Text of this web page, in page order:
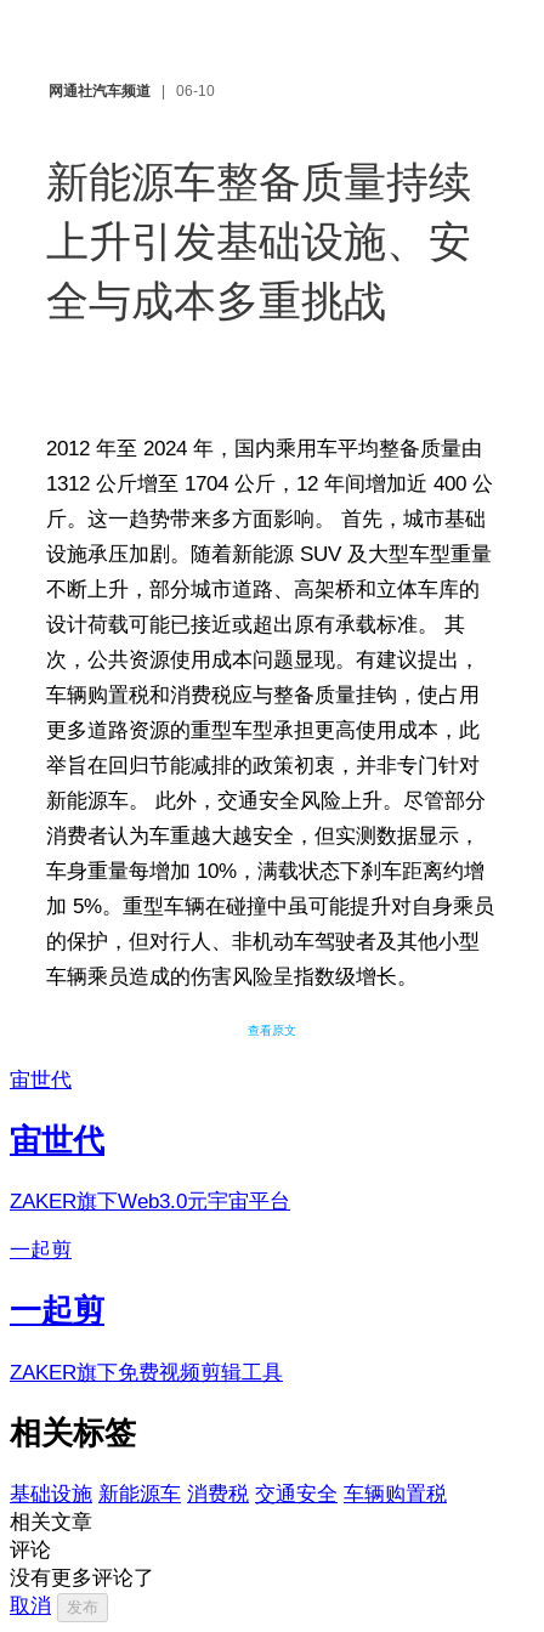
网通社汽车频道 06-10
新能源车整备质量持续
上升引发基础设施、安
全与成本多重挑战
2012 年至 2024 年，国内乘用车平均整备质量由
1312 公斤增至 1704 公斤，12 年间增加近 400 公
斤。这一趋势带来多方面影响。 首先，城市基础
设施承压加剧。随着新能源 SUV 及大型车型重量
不断上升，部分城市道路、高架桥和立体车库的
设计荷载可能已接近或超出原有承载标准。 其
次，公共资源使用成本问题显现。有建议提出，
车辆购置税和消费税应与整备质量挂钩，使占用
更多道路资源的重型车型承担更高使用成本，此
举旨在回归节能减排的政策初衷，并非专门针对
新能源车。 此外，交通安全风险上升。尽管部分
消费者认为车重越大越安全，但实测数据显示，
车身重量每增加 10%，满载状态下刹车距离约增
加 5%。重型车辆在碰撞中虽可能提升对自身乘员
的保护，但对行人、非机动车驾驶者及其他小型
车辆乘员造成的伤害风险呈指数级增长。
查看原文
宙世代
宙世代
ZAKER旗下Web3.0元宇宙平台
一起剪
一起剪
ZAKER旗下免费视频剪辑工具
相关标签
基础设施 新能源车 消费税 交通安全 车辆购置税
相关文章
评论
没有更多评论了
取消
发布